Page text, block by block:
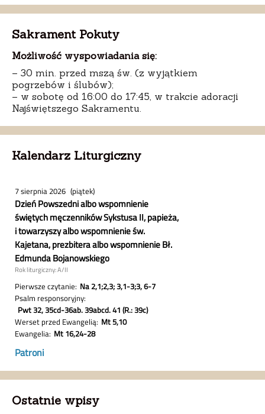
Sakrament Pokuty
Możliwość wyspowiadania się:
– 30 min. przed mszą św. (z wyjątkiem
pogrzebów i ślubów);
– w sobotę od 16:00 do 17:45, w trakcie adoracji
Najświętszego Sakramentu.
Kalendarz Liturgiczny
Ostatnie wpisy